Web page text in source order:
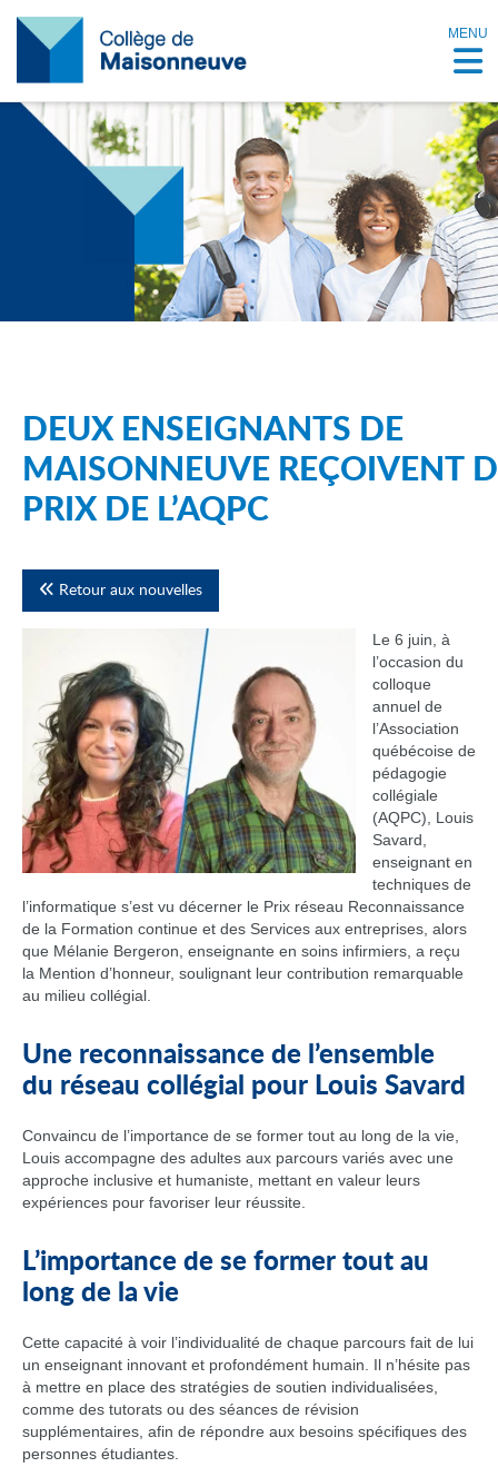
MENU
DEUX ENSEIGNANTS DE
MAISONNEUVE REÇOIVENT
PRIX DE L’AQPC
Retour aux nouvelles
Le 6 juin, à
l’occasion du
colloque
annuel de
l’Association
québécoise de
pédagogie
collégiale
(AQPC), Louis
Savard,
enseignant en
techniques de
l’informatique s’est vu décerner le Prix réseau Reconnaissance
de la Formation continue et des Services aux entreprises, alors
que Mélanie Bergeron, enseignante en soins infirmiers, a reçu
la Mention d’honneur, soulignant leur contribution remarquable
au milieu collégial.
Une reconnaissance de l’ensemble
du réseau collégial pour Louis Savard
Convaincu de l’importance de se former tout au long de la vie,
Louis accompagne des adultes aux parcours variés avec une
approche inclusive et humaniste, mettant en valeur leurs
expériences pour favoriser leur réussite.
L’importance de se former tout au
long de la vie
Cette capacité à voir l’individualité de chaque parcours fait de lui
un enseignant innovant et profondément humain. Il n’hésite pas
à mettre en place des stratégies de soutien individualisées,
comme des tutorats ou des séances de révision
supplémentaires, afin de répondre aux besoins spécifiques des
personnes étudiantes.